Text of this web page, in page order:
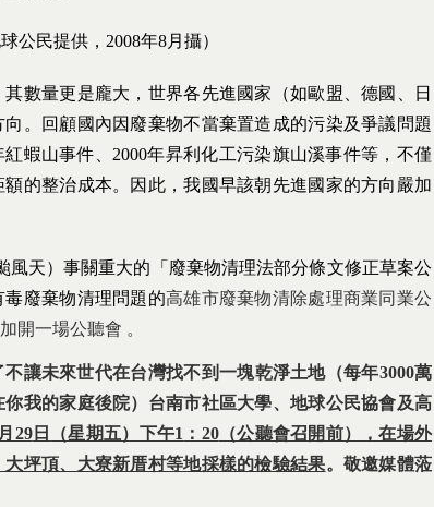
球公民提供， 2008年8月攝）
數量更是龐大，世界各先進國家（如歐盟、德國、日
。回顧國內因廢棄物不當棄置造成的污染及爭議問題
紅蝦山事件、 2000年昇利化工污染旗山溪事件等，不僅
的整治成本。因此，我國早該朝先進國家的方向嚴加
風天）事關重大的「廢棄物清理法部分條文修正草案公
廢棄物清理問題的高雄市廢棄物清除處理商業同業公
開一場公聽會 。
讓未來世代在台灣找不到一塊乾淨土地（每年3000萬
我的家庭後院） 台南市社區大學、地球公民協會及高
月29日 （星期五）下午1 ：20（公聽會召開前），在場外
大坪頂、大寮新厝村等地採樣的檢驗結果。敬邀媒體蒞